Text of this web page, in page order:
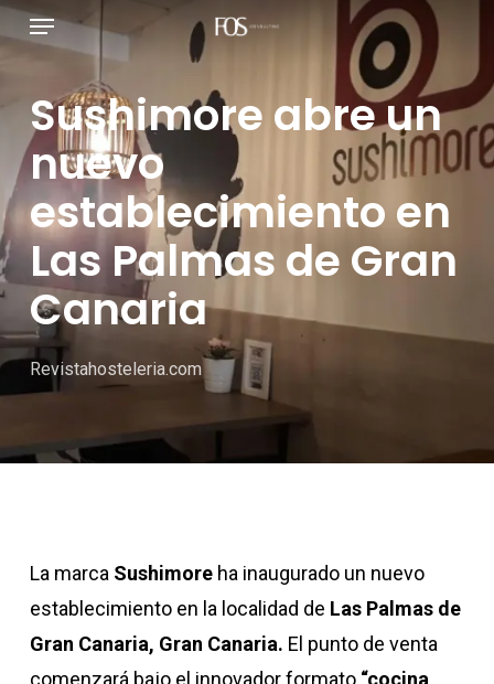
Ir
al
contenido
principal
Menú
Sushimore abre un
nuevo
establecimiento en
Las Palmas de Gran
Canaria
Revistahosteleria.com
La marca Sushimoreha inaugurado un nuevo
establecimiento en la localidad de Las Palmas de
Gran Canaria, Gran Canaria. El punto de venta
comenzará bajo el innovador formato “cocina